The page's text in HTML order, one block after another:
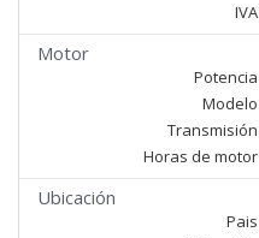
IVA
Motor
Potencia
Modelo
Transmisión
Horas de motor
Ubicación
Pais